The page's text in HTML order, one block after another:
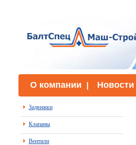
О компании Новости
Задвижки
Клапаны
Вентили